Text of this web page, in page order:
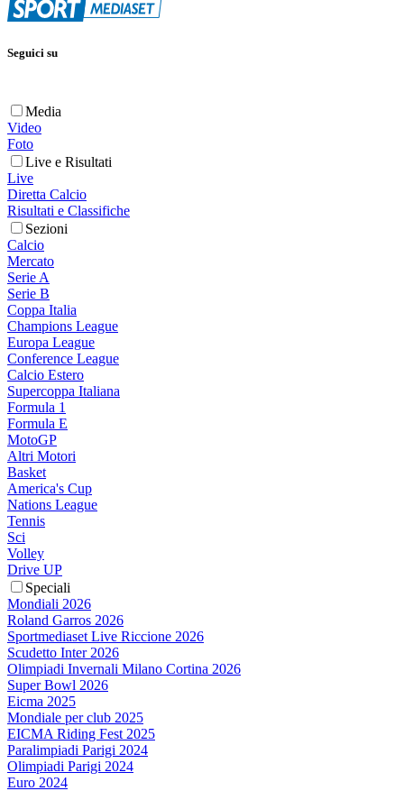
Seguici su
Media
Video
Foto
Live e Risultati
Live
Diretta Calcio
Risultati e Classifiche
Sezioni
Calcio
Mercato
Serie A
Serie B
Coppa Italia
Champions League
Europa League
Conference League
Calcio Estero
Supercoppa Italiana
Formula 1
Formula E
MotoGP
Altri Motori
Basket
America's Cup
Nations League
Tennis
Sci
Volley
Drive UP
Speciali
Mondiali 2026
Roland Garros 2026
Sportmediaset Live Riccione 2026
Scudetto Inter 2026
Olimpiadi Invernali Milano Cortina 2026
Super Bowl 2026
Eicma 2025
Mondiale per club 2025
EICMA Riding Fest 2025
Paralimpiadi Parigi 2024
Olimpiadi Parigi 2024
Euro 2024